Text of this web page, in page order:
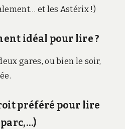
et les Astérix !)
idéal pour lire ?
gares, ou bien le soir,
préféré pour lire